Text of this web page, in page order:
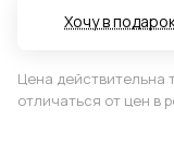
Хочу в
Цена действительна
отличаться от цен в